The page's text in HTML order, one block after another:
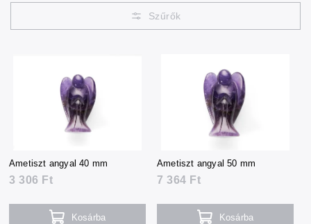
Legolcsóbb elöl
Legdrágább
Ametiszt angyal 40 mm
3 306 Ft
Kosárba
Ametiszt angyal 50 mm
7 364 Ft
Kosárba